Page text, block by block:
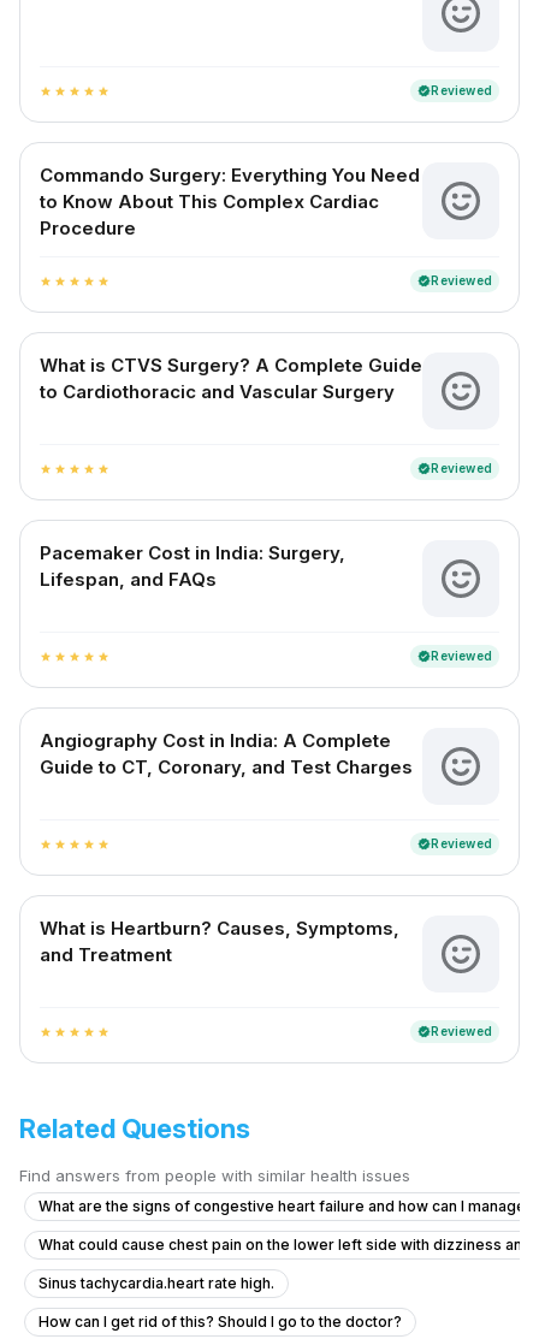
star star star star star verifiedReviewed
Commando Surgery: Everything You Need
to Know About This Complex Cardiac
Procedure
star star star star star verifiedReviewed
What is CTVS Surgery? A Complete Guide
to Cardiothoracic and Vascular Surgery
star star star star star verifiedReviewed
Pacemaker Cost in India: Surgery,
Lifespan, and FAQs
star star star star star verifiedReviewed
Angiography Cost in India: A Complete
Guide to CT, Coronary, and Test Charges
star star star star star verifiedReviewed
What is Heartburn? Causes, Symptoms,
and Treatment
star star star star star verifiedReviewed
Related Questions
Find answers from people with similar health issues
What are the signs of congestive heart failure and how can I manage
What could cause chest pain on the lower left side with dizziness and
Sinus tachycardia.heart rate high.
How can I get rid of this? Should I go to the doctor?